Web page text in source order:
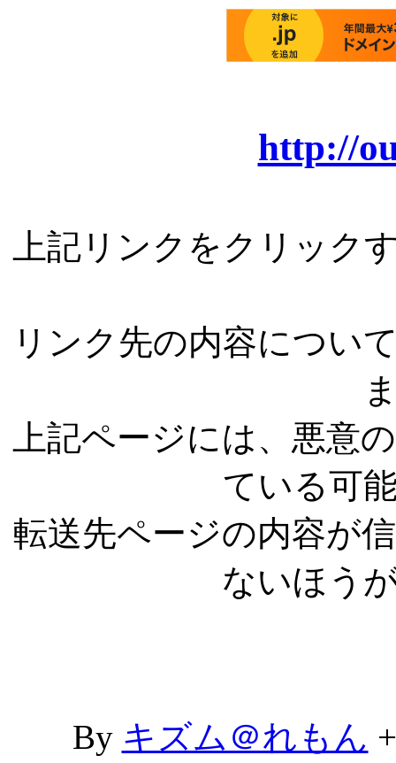
http://
上記リンクをクリック
リンク先の内容につい
上記ページには、悪意
ている可
転送先ページの内容が
ないほう
By キズム＠れもん